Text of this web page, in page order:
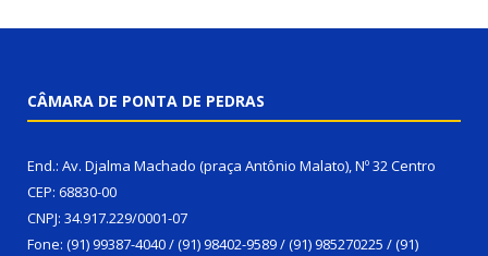
CÂMARA DE PONTA DE PEDRAS
End.: Av. Djalma Machado (praça Antônio Malato), Nº 32 Centro
CEP: 68830-00
CNPJ: 34.917.229/0001-07
Fone: (91) 99387-4040 / (91) 98402-9589 / (91) 985270225 / (91)